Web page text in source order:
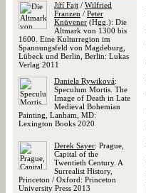
Jiří Fajt / Wilfried
Franzen / Peter
Knüvener (Hgg.): Die
Altmark von 1300 bis
1600. Eine Kulturregion im
Spannungsfeld von Magdeburg,
Lübeck und Berlin, Berlin: Lukas
Verlag 2011
Daniela Rywiková:
Speculum Mortis. The
Image of Death in Late
Medieval Bohemian
Painting, Lanham, MD:
Lexington Books 2020
Derek Sayer: Prague,
Capital of the
Twentieth Century. A
Surrealist History,
Princeton / Oxford: Princeton
University Press 2013